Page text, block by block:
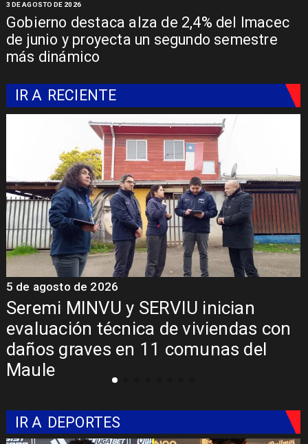
Gobierno destaca alza de 2,4% del Imacec
de junio y proyecta un segundo semestre
más dinámico
3 DE AGOSTO DE 2026
IR A RECIENTE
Fondo Orasmi entrega apoyo a
familia de Romeral para costear
alimentación especializada de niño
con Síndrome de Intestino Corto
5 de agosto de 2026
IR A DEPORTES